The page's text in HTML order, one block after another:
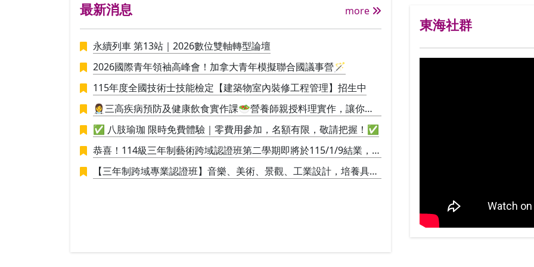
最新消息 more
永續列車 第13站｜2026數位雙軸轉型論壇
2026國際青年領袖高峰會！加拿大青年模擬聯合國議事營🪄
115年度全國技術士技能檢定【建築物室內裝修工程管理】招生中
👩‍⚕️三高疾病預防及健康飲食實作課🥗營養師親授料理實作，讓你直
接應用於生活
✅ 八肢瑜珈 限時免費體驗｜零費用參加，名額有限，敬請把握！✅
恭喜！114級三年制藝術跨域認證班第二學期即將於115/1/9結業，並
進行學員學期成果展策展。
【三年制跨域專業認證班】音樂、美術、景觀、工業設計，培養具備
東海社群